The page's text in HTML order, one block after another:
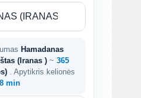
Hamadanas
(Iranas ) ~ 365
. Apytikris kelionės
min